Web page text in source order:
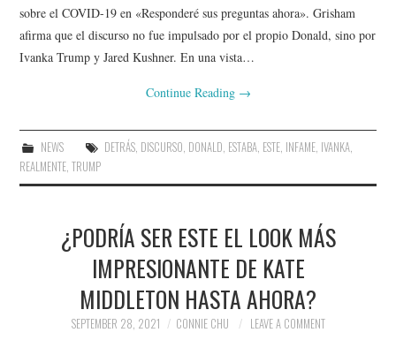
sobre el COVID-19 en «Responderé sus preguntas ahora». Grisham
afirma que el discurso no fue impulsado por el propio Donald, sino por
Ivanka Trump y Jared Kushner. En una vista…
Continue Reading →
NEWS DETRÁS, DISCURSO, DONALD, ESTABA, ESTE, INFAME, IVANKA,
REALMENTE,TRUMP
¿PODRÍA SER ESTE EL LOOK MÁS
IMPRESIONANTE DE KATE
MIDDLETON HASTA AHORA?
SEPTEMBER 28, 2021 CONNIE CHU LEAVE A COMMENT